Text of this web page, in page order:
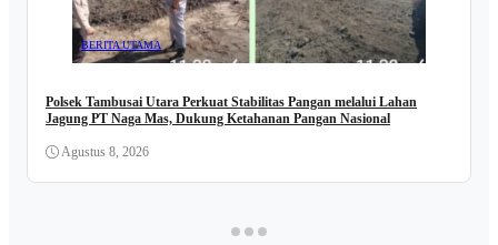
BERITA UTAMA
Polsek Tambusai Utara Perkuat Stabilitas Pangan melalui Lahan
Jagung PT Naga Mas, Dukung Ketahanan Pangan Nasional
Agustus 8, 2026